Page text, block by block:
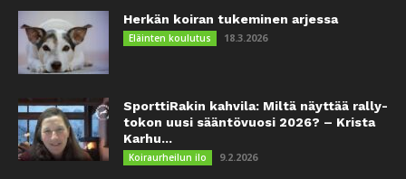
Herkän koiran tukeminen arjessa
Eläinten koulutus 18.3.2026
SporttiRakin kahvila: Miltä näyttää rally-
tokon uusi sääntövuosi 2026? – Krista
Karhu...
Koiraurheilun ilo 9.2.2026